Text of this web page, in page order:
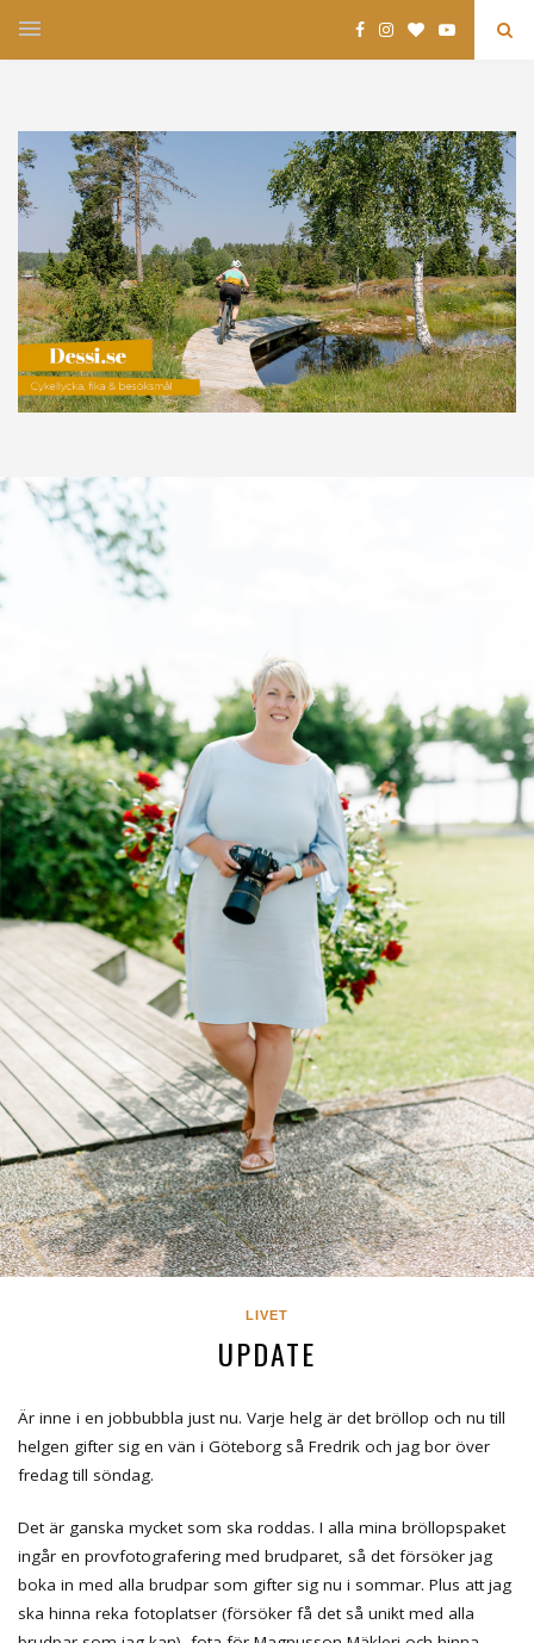
LIVET
UPDATE
Är inne i en jobbubbla just nu. Varje helg är det bröllop och nu till
helgen gifter sig en vän i Göteborg så Fredrik och jag bor över
fredag till söndag.
Det är ganska mycket som ska roddas. I alla mina bröllopspaket
ingår en provfotografering med brudparet, så det försöker jag
boka in med alla brudpar som gifter sig nu i sommar. Plus att jag
ska hinna reka fotoplatser (försöker få det så unikt med alla